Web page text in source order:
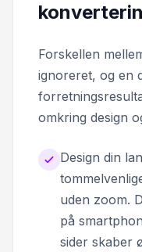
Forskellen
ignoreret, og en
omkring design
Design din
uden zoom.
på
sider skaber